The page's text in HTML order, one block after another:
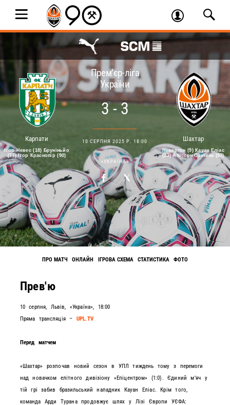
Карпати
Ігор Невес (18) Бруніньйо
(77) Ігор Краснопір (90)
Прем’єр-ліга
України
3 - 3
10 СЕРПНЯ 2025 Р. 18:00
«УКРАЇНА»
Шахтар
Невертон (9) Кауан Еліас
(23) Аліссон Сантана (82)
ПРО МАТЧ ОНЛАЙН ІГРОВА СХЕМА СТАТИСТИКА ФОТО
Прев'ю
10 серпня, Львів, «Україна», 18:00
Пряма трансляція –UPL.TV
Перед матчем
«Шахтар» розпочав новий сезон в УПЛ тиждень тому з перемоги
над новачком елітного дивізіону «Епіцентром» (1:0). Єдиний мʼяч у
тій грі забив бразильський нападник Кауан Еліас. Крім того,
команда Арди Турана продовжує шлях у Лізі Європи УЄФА: